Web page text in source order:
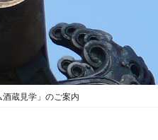
蔵見学」のご案内